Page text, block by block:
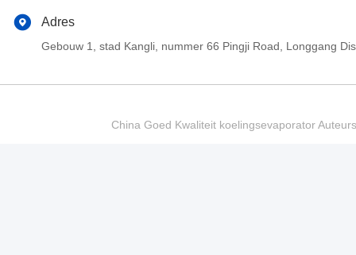
Adres
Gebouw 1, stad Kangli, nummer 66 Pingji Road, Longgang
China Goed Kwaliteit koelingsevaporator